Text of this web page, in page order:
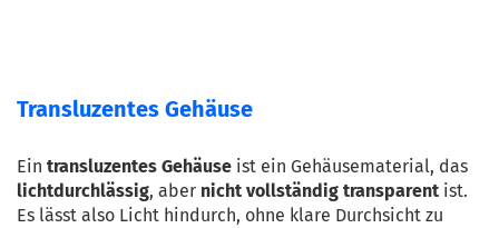
Transluzentes Gehäuse
Ein transluzentes Gehäuse
lichtdurchlässig, aber nicht vollständig transparent ist.
Es lässt also Licht hindurch, ohne klare Durchsicht zu